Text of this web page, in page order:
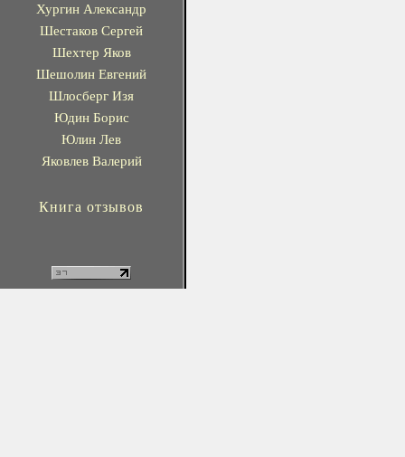
Хургин Александр
Шестаков Сергей
Шехтер Яков
Шешолин Евгений
Шлосберг Изя
Юдин Борис
Юлин Лев
Яковлев Валерий
Книга отзывов